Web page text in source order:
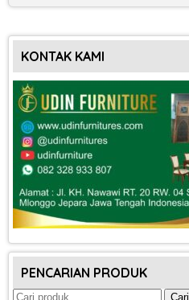
KONTAK KAMI
PENCARIAN PRODUK
Pencarian
Cari